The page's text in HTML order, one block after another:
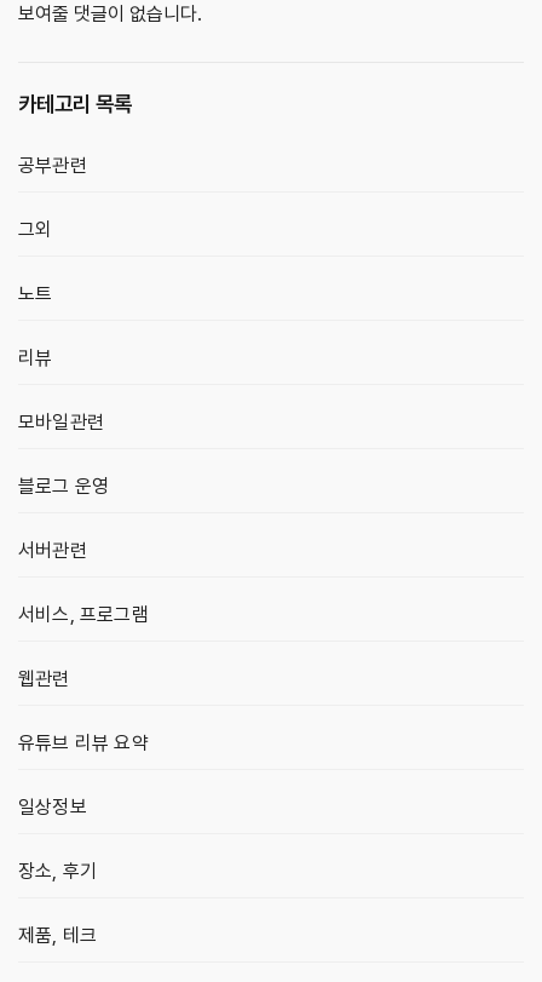
보여줄 댓글이 없습니다.
카테고리 목록
공부관련
그외
노트
리뷰
모바일관련
블로그 운영
서버관련
서비스, 프로그램
웹관련
유튜브 리뷰 요약
일상정보
장소, 후기
제품, 테크